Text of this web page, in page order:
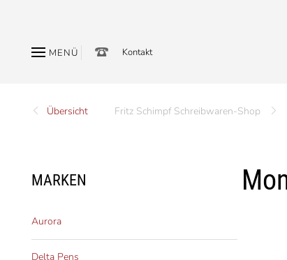
MENÜ Kontakt
Übersicht Fritz Schimpf Schreibwaren-Shop
MARKEN
Aurora
Delta Pens